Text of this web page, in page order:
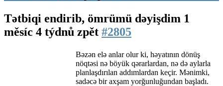
Tətbiqi endirib, ömrümü dəyişdim 1
měsíc 4 týdnů zpět #2805
Bəzən elə anlar olur ki, həyatının dönüş
nöqtəsi nə böyük qərarlardan, nə də aylarla
planlaşdırılan addımlardan keçir. Mənimki,
sadəcə bir axşam yorğunluğundan başladı.